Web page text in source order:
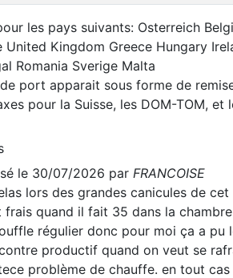
les pays suivants: Osterreich
United Kingdom Greece Hungary
Romania Sverige Malta
port apparait sous forme de
pour la Suisse, les DOM-TOM,
le 30/07/2026 par FRANCOISE
lors des grandes canicules de
frais quand il fait 35 dans la
régulier donc pour moi ça a
productif quand on veut se
ce problème de chauffe. en tout